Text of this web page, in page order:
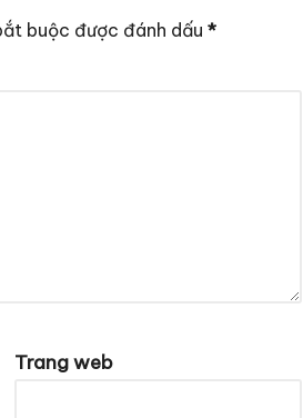
buộc được đánh dấu*
Trang web